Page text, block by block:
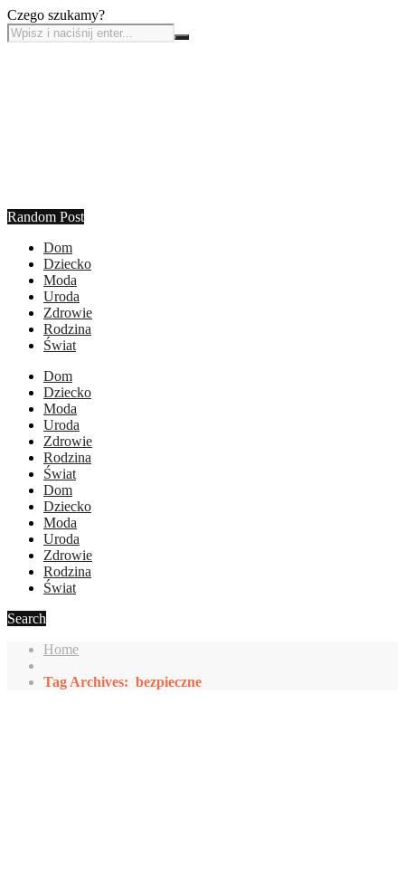
Czego szukamy?
Random Post
Dom
Dziecko
Moda
Uroda
Zdrowie
Rodzina
Świat
Dom
Dziecko
Moda
Uroda
Zdrowie
Rodzina
Świat
Dom
Dziecko
Moda
Uroda
Zdrowie
Rodzina
Świat
Search
Home
Tag Archives: bezpieczne